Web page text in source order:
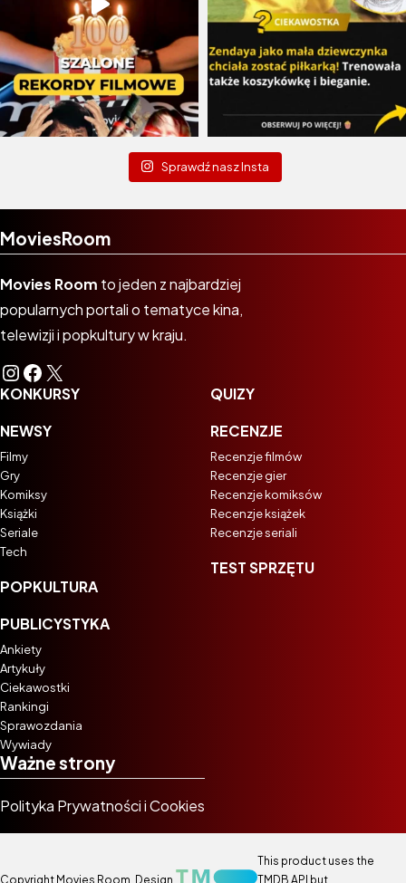
Sprawdź nasz Insta
MoviesRoom
Movies Room to jeden z najbardziej
popularnych portali o tematyce kina,
telewizji i popkultury w kraju.
Instagram
Facebook
X
KONKURSY
NEWSY
Filmy
Gry
Komiksy
Książki
Seriale
Tech
POPKULTURA
PUBLICYSTYKA
Ankiety
Artykuły
Ciekawostki
Rankingi
Sprawozdania
Wywiady
QUIZY
RECENZJE
Recenzje filmów
Recenzje gier
Recenzje komiksów
Recenzje książek
Recenzje seriali
TEST SPRZĘTU
Ważne strony
Polityka Prywatności i Cookies
Copyright Movies Room. Design
This product uses the
TMDB API but